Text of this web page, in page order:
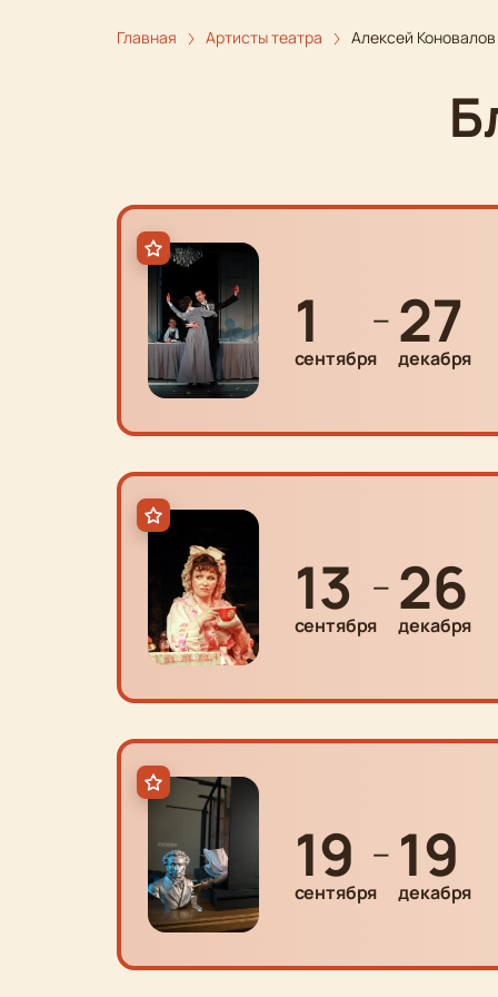
Главная Артисты театра Алексей Коновалов
1
сентября
— 27
декабря
13
сентября
— 26
декабря
19
сентября
— 19
декабря